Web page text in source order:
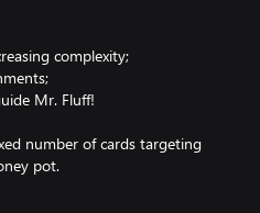
complexity;
Mr. Fluff!
number of cards targeting
pot.